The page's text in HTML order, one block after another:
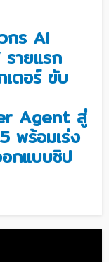
กร AI
รายแรก
ตอร์ ขับ
Agent สู่
พร้อมเร่ง
กแบบชิป